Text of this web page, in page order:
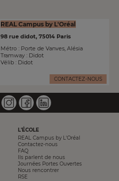
REAL Campus by L'Oréal
98 rue didot, 75014 Paris
Métro : Porte de Vanves, Alésia
Tramway : Didot
Vélib : Didot
CONTACTEZ-NOUS
L'ÉCOLE
REAL Campus by L'Oréal
Contactez-nous
FAQ
Ils parlent de nous
Journées Portes Ouvertes
Nous rencontrer
RSE